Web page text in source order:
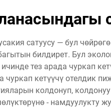
сатуусу — бул
билдирет. Бул
тез арада чуркап
чуркап кетүүчү отелдик
колдонуп,
- намдуулукту